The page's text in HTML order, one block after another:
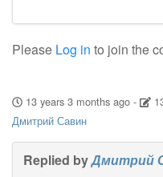
Please Log in to join the
13 years 3 months ago-
Дмитрий Савин
Replied byДмитрий